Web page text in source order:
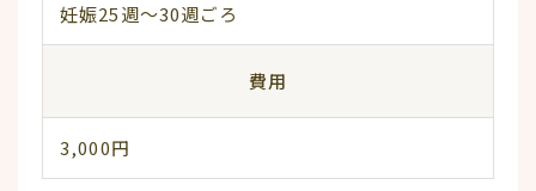
妊娠25週～30週ごろ
費用
3,000円